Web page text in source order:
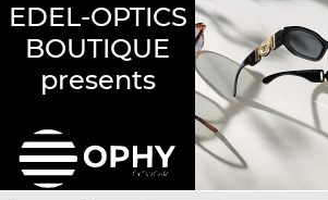
EDEL-OPTICS
BOUTIQUE
presents